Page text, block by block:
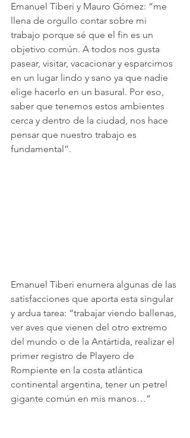
Emanuel Tiberi y Mauro Gómez: “me
llena de orgullo contar sobre mi
trabajo porque sé que el fin es un
objetivo común. A todos nos gusta
pasear, visitar, vacacionar y esparcirnos
en un lugar lindo y sano ya que nadie
elige hacerlo en un basural. Por eso,
saber que tenemos estos ambientes
cerca y dentro de la ciudad, nos hace
pensar que nuestro trabajo es
fundamental”.
Emanuel Tiberi enumera algunas de las
satisfacciones que aporta esta singular
y ardua tarea: “trabajar viendo ballenas,
ver aves que vienen del otro extremo
del mundo o de la Antártida, realizar el
primer registro de Playero de
Rompiente en la costa atlántica
continental argentina, tener un petrel
gigante común en mis manos…”